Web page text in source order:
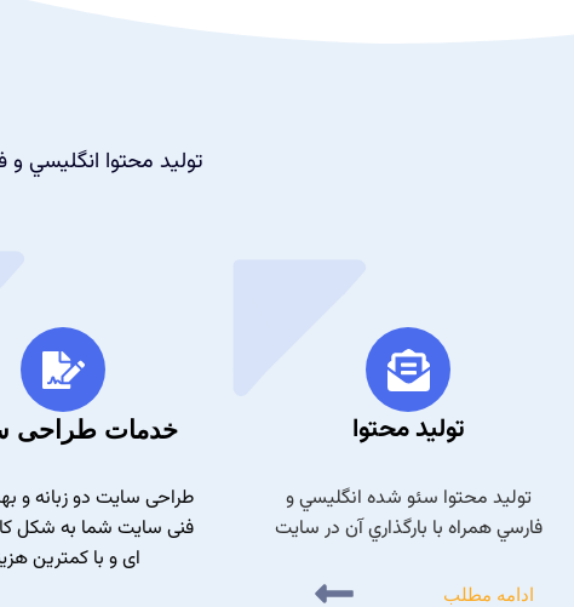
توليد محتوا انگليسي
توليد محتوا
توليد محتوا سئو شده انگليسي و
فارسي همراه با بارگذاري آن در سايت
ادامه مطلب
خدمات طراحی
طراحی سایت دو زبانه و
فنی سایت شما به شکل
ای و با کمترين